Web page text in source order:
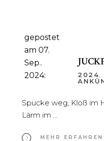
gepostet
am 07.
Sep..
2024:
2024
Spucke weg, Kloß im
Lärm im
MEHR ERFAHREN